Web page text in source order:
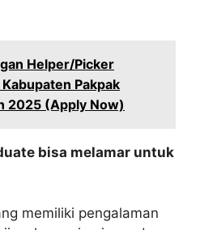
Helper/Picker
Pakpak
2025 (Apply Now)
bisa melamar untuk
memiliki pengalaman